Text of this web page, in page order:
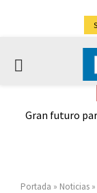
PRIMARY
Gran futuro
Portada » Noticias »